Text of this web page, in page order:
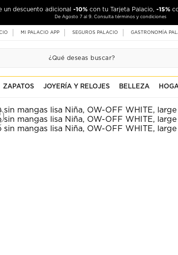
un descuento adicional -10% con tu Tarjeta Palacio, -15%
De Agosto 7 al 9. Consulta términos y condiciones
MI PALACIO APP SEGUROS PALACIO GASTRONOMÍA
ZAPATOS JOYERÍA Y RELOJES BELLEZA